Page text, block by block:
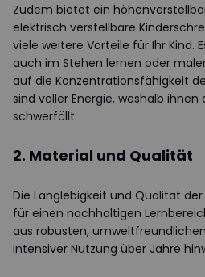
Zudem bietet ein
elektrisch verstellbare
viele weitere Vorteile für Ihr Kind.
auch im Stehen lernen oder
auf die Konzentrationsfähigkeit
sind voller Energie, weshalb
schwerfällt.
2. Material und Qualität
Die Langlebigkeit und Qualität
für einen nachhaltigen
aus robusten,
intensiver Nutzung über Jahre